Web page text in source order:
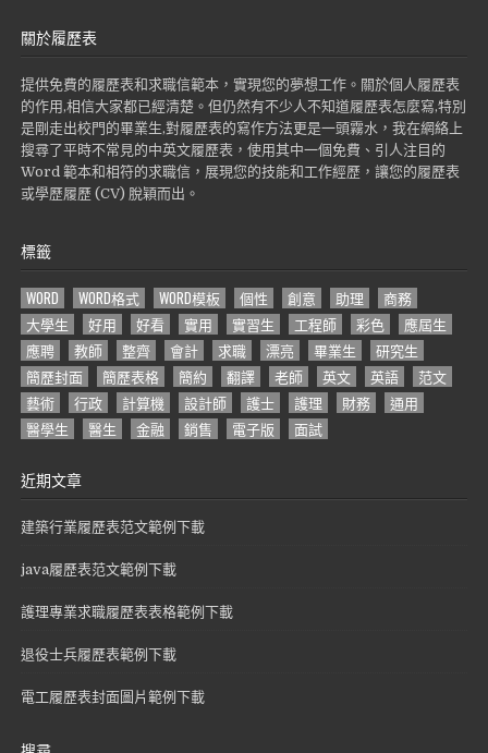
導
覽
關於履歷表
提供免費的履歷表和求職信範本，實現您的夢想工作。關於個人履歷表
的作用,相信大家都已經清楚。但仍然有不少人不知道履歷表怎麼寫,特別
是剛走出校門的畢業生,對履歷表的寫作方法更是一頭霧水，我在網絡上
搜尋了平時不常見的中英文履歷表，使用其中一個免費、引人注目的
Word 範本和相符的求職信，展現您的技能和工作經歷，讓您的履歷表
或學歷履歷 (CV) 脫穎而出。
標籤
WORD WORD格式 WORD模板 個性 創意 助理
商務
大學生
好用 好看 實用 實習生 工程師 彩色
應屆生
應聘
教師 整齊 會計 求職 漂亮 畢業生
研究生
簡歷封面
簡歷表格 簡約 翻譯 老師 英文 英語
范文
藝術
行政 計算機 設計師 護士 護理 財務
通用
醫學生
醫生 金融 銷售 電子版 面試
近期文章
建築行業履歷表范文範例下載
java履歷表范文範例下載
護理專業求職履歷表表格範例下載
退役士兵履歷表範例下載
電工履歷表封面圖片範例下載